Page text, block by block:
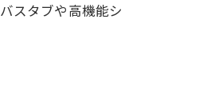
スタブや高機能シ